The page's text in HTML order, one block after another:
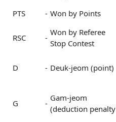
PTS
- Won by Points
RSC
-
Won by Referee
Stop Contest
D - Deuk-jeom (point)
G -
Gam-jeom
(deduction penalty